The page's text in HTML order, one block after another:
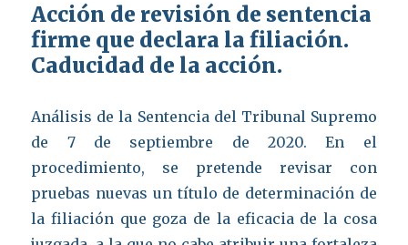
Acción de revisión de sentencia
firme que declara la filiación.
Caducidad de la acción.
Análisis de la Sentencia del Tribunal Supremo
de 7 de septiembre de 2020. En el
procedimiento, se pretende revisar con
pruebas nuevas un título de determinación de
la filiación que goza de la eficacia de la cosa